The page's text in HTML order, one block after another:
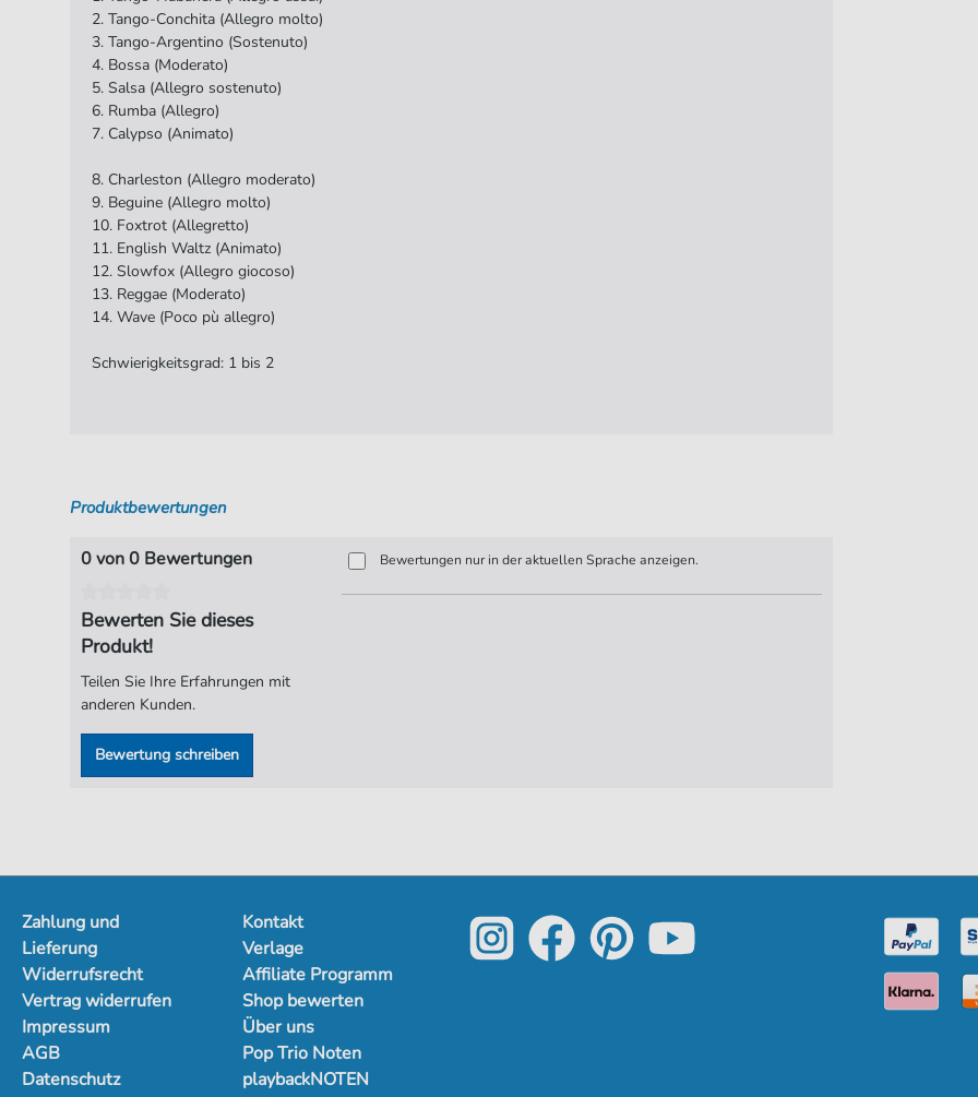
2. Tango-Conchita (Allegro molto)
3. Tango-Argentino (Sostenuto)
4. Bossa (Moderato)
5. Salsa (Allegro sostenuto)
6. Rumba (Allegro)
7. Calypso (Animato)
8. Charleston (Allegro moderato)
9. Beguine (Allegro molto)
10. Foxtrot (Allegretto)
11. English Waltz (Animato)
12. Slowfox (Allegro giocoso)
13. Reggae (Moderato)
14. Wave (Poco pù allegro)
Schwierigkeitsgrad: 1 bis 2
Produktbewertungen
0 von 0 Bewertungen
Bewerten Sie dieses
Produkt!
Teilen Sie Ihre Erfahrungen mit
anderen Kunden.
Bewertung schreiben
Bewertungen nur in der aktuellen Sprache anzeigen.
Zahlung und
Lieferung
Widerrufsrecht
Vertrag widerrufen
Impressum
AGB
Datenschutz
Kontakt
Verlage
Affiliate Programm
Shop bewerten
Über uns
Pop Trio Noten
playbackNOTEN